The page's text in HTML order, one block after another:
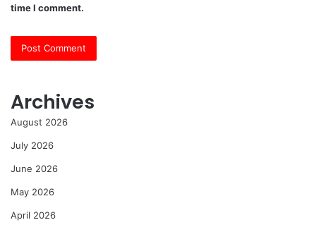
time I comment.
Archives
August 2026
July 2026
June 2026
May 2026
April 2026